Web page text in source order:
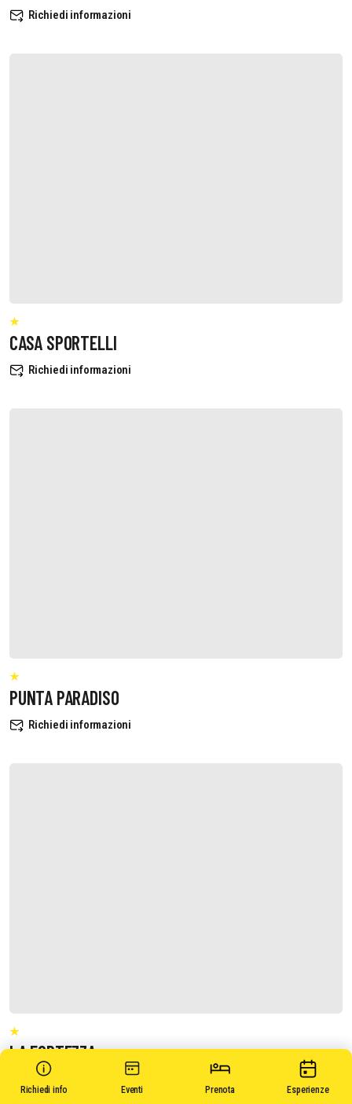
Richiedi info Eventi Prenota Esperienze
Richiedi informazioni
CASA SPORTELLI
Richiedi informazioni
PUNTA PARADISO
Richiedi informazioni
LA FORTEZZA
Richiedi informazioni